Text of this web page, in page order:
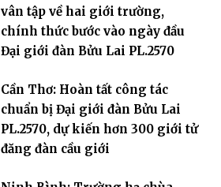
vân tập về hai giới trường,
chính thức bước vào ngày đầu
Đại giới đàn Bửu Lai PL.2570
Cần Thơ: Hoàn tất công tác
chuẩn bị Đại giới đàn Bửu Lai
PL.2570, dự kiến hơn 300 giới tử
đăng đàn cầu giới